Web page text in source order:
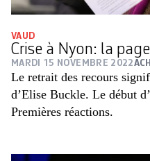
VAUD
Crise à Nyon: la
MARDI 15 NOVEMBRE 2022
Le retrait des recours
d’Elise Buckle. Le début
Premières réactions.